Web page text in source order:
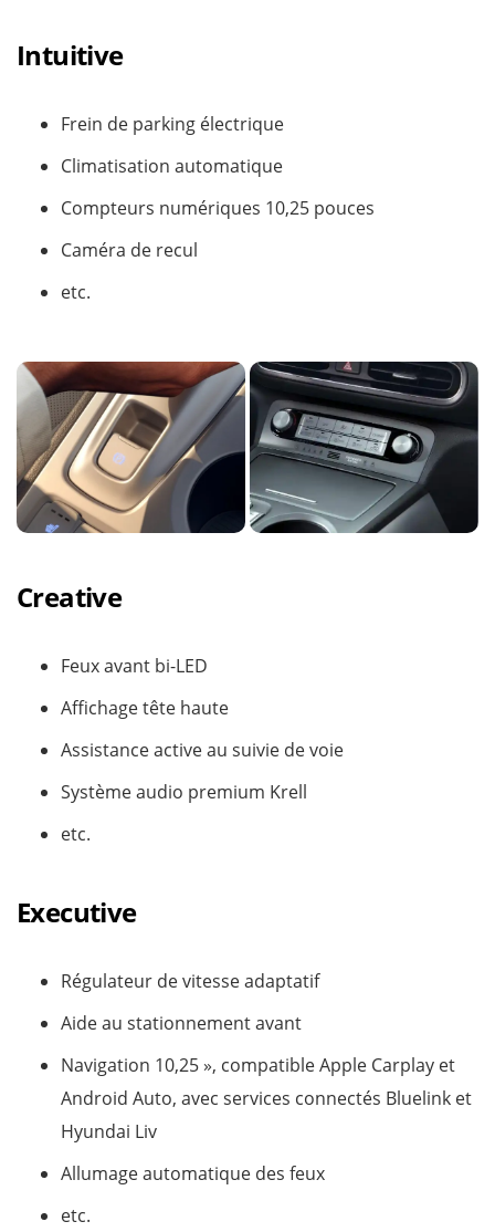
Intuitive
Frein de parking électrique
Climatisation automatique
Compteurs numériques 10,25 pouces
Caméra de recul
etc.
Creative
Feux avant bi-LED
Affichage tête haute
Assistance active au suivie de voie
Système audio premium Krell
etc.
Executive
Régulateur de vitesse adaptatif
Aide au stationnement avant
Navigation 10,25 », compatible Apple Carplay et
Android Auto, avec services connectés Bluelink et
Hyundai Liv
Allumage automatique des feux
etc.